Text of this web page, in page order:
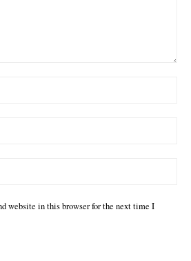
website in this browser for the next time I